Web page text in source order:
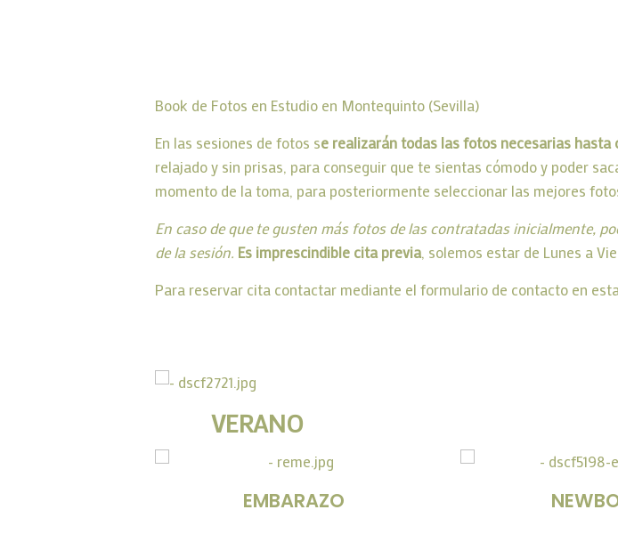
Book de Fotos en Estudio en Montequinto (Sevilla)
En las sesiones de fotos se realizarán todas las fotos necesarias
relajado y sin prisas, para conseguir que te sientas cómodo y poder
momento de la toma, para posteriormente seleccionar las mejores
En caso de que te gusten más fotos de las contratadas inicialmente,
de la sesión. Es imprescindible cita previa, solemos estar de Lunes a
Para reservar cita contactar mediante el formulario de contacto en
VERANO
EMBARAZO